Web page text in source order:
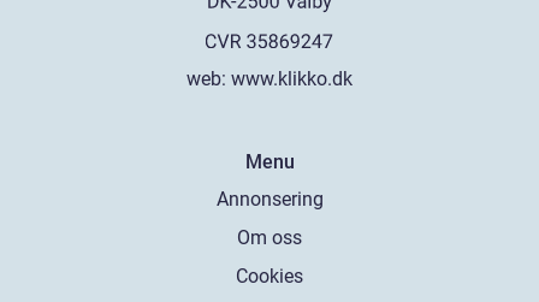
web: www.klikko.dk
Menu
Annonsering
Om oss
Cookies